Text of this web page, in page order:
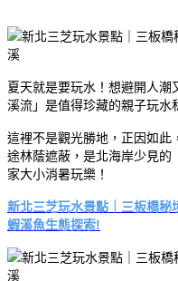
夏天就是要玩水！想避開人潮
溪流」是值得珍藏的親子玩水
這裡不是觀光勝地，正因如此
途林蔭遮蔽，是北海岸少見的
家大小消暑玩樂！
新北三芝玩水景點｜三板橋秘
蝦溪魚生態探索!